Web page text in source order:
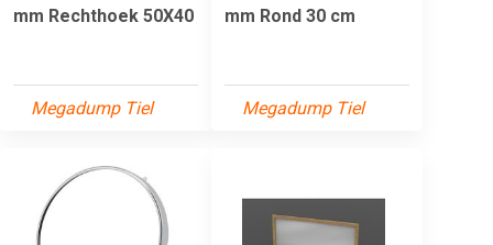
mm Rechthoek 50X40
Megadump Tiel
mm Rond 30 cm
Megadump Tiel